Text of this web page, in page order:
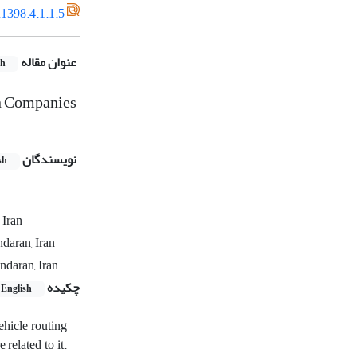
عنوان مقاله
نویسندگان
Iran
Iran
چکیده
English
routing
related to it.